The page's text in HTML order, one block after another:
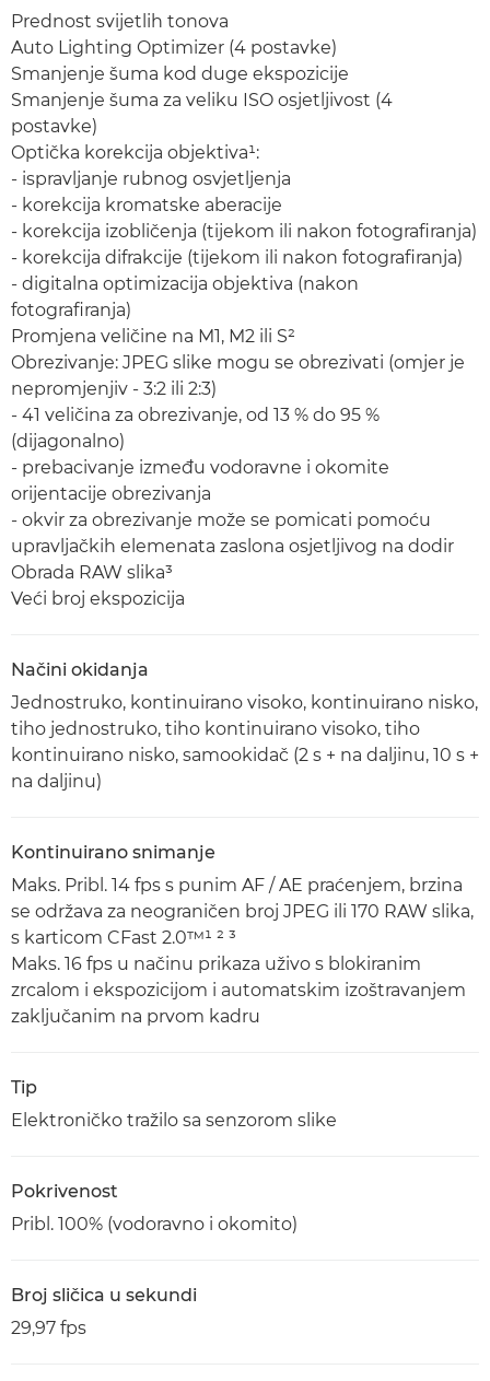
Prednost svijetlih tonova
Auto Lighting Optimizer (4 postavke)
Smanjenje šuma kod duge ekspozicije
Smanjenje šuma za veliku ISO osjetljivost (4
postavke)
Optička korekcija objektiva¹:
- ispravljanje rubnog osvjetljenja
- korekcija kromatske aberacije
- korekcija izobličenja (tijekom ili nakon fotografiranja)
- korekcija difrakcije (tijekom ili nakon fotografiranja)
- digitalna optimizacija objektiva (nakon
fotografiranja)
Promjena veličine na M1, M2 ili S²
Obrezivanje: JPEG slike mogu se obrezivati (omjer je
nepromjenjiv - 3:2 ili 2:3)
- 41 veličina za obrezivanje, od 13 % do 95 %
(dijagonalno)
- prebacivanje između vodoravne i okomite
orijentacije obrezivanja
- okvir za obrezivanje može se pomicati pomoću
upravljačkih elemenata zaslona osjetljivog na dodir
Obrada RAW slika³
Veći broj ekspozicija
Načini okidanja
Jednostruko, kontinuirano visoko, kontinuirano nisko,
tiho jednostruko, tiho kontinuirano visoko, tiho
kontinuirano nisko, samookidač (2 s + na daljinu, 10 s +
na daljinu)
Kontinuirano snimanje
Maks. Pribl. 14 fps s punim AF / AE praćenjem, brzina
se održava za neograničen broj JPEG ili 170 RAW slika,
s karticom CFast 2.0™¹ ² ³
Maks. 16 fps u načinu prikaza uživo s blokiranim
zrcalom i ekspozicijom i automatskim izoštravanjem
zaključanim na prvom kadru
Tip
Elektroničko tražilo sa senzorom slike
Pokrivenost
Pribl. 100% (vodoravno i okomito)
Broj sličica u sekundi
29,97 fps